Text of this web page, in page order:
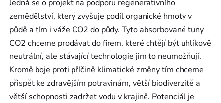
Jedná se o projekt na podporu regenerativního
zemědělství, který zvyšuje podíl organické hmoty v
půdě a tím i váže CO2 do půdy. Tyto absorbované tuny
CO2 chceme prodávat do firem, které chtějí být uhlíkově
neutrální, ale stávající technologie jim to neumožňují.
Kromě boje proti příčině klimatické změny tím chceme
přispět ke zdravějším potravinám, větší biodiverzitě a
větší schopnosti zadržet vodu v krajině. Potenciál je